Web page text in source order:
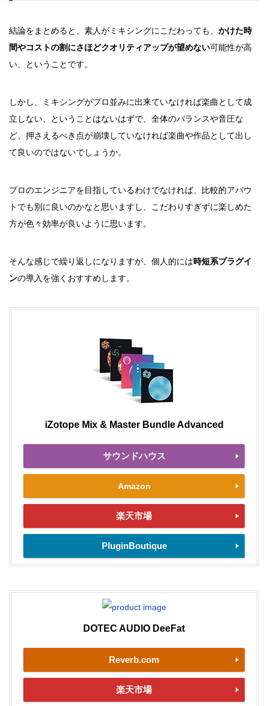
結論をまとめると、素人がミキシングにこだわっても、 かけた時
間やコストの割にさほどクオリティアップが望めない可能性が高
い、ということです。
しかし、ミキシングがプロ並みに出来ていなければ楽曲として成
立しない、ということはないはずで、全体のバランスや音圧な
ど、押さえるべき点が崩壊していなければ楽曲や作品として出し
て良いのではないでしょうか。
プロのエンジニアを目指しているわけでなければ、比較的アバウ
トでも別に良いのかなと思いますし、こだわりすぎずに楽しめた
方が色々効率が良いように思います。
そんな感じで繰り返しになりますが、個人的には時短系プラグイ
ンの導入を強くおすすめします。
iZotope Mix & Master Bundle Advanced
サウンドハウス
Amazon
楽天市場
PluginBoutique
DOTEC AUDIO DeeFat
Reverb.com
楽天市場